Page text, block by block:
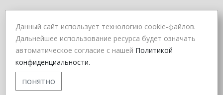
Данный сайт использует технологию cookie-файлов.
Дальнейшее использование ресурса будет означать
автоматическое согласие с нашей Политикой
конфиденциальности.
понятно